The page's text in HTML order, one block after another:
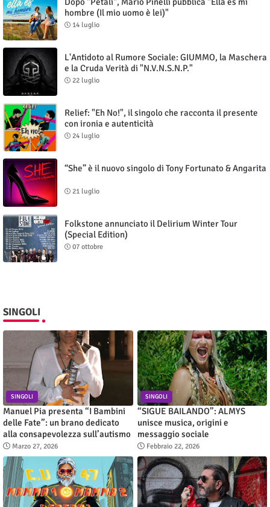
hombre (Il mio uomo è lei)"
14 luglio
L'Antidoto al Rumore Sociale: GIUMMO, la Maschera
e la Cruda Verità di "N.V.N.S.N.P."
22 luglio
Relief: "Eh No!", il singolo che racconta il presente
con ironia e autenticità
24 luglio
“She” è il nuovo singolo di Tony Fortunato & Angarita
21 luglio
Folkstone annunciato il Delirium Winter Tour
(Special Edition)
07 ottobre
SINGOLI
SINGOLI
Manuel Pia presenta “I Bambini
delle Fate”: un brano dedicato
alla consapevolezza sull’autismo
Marzo 27, 2026
SINGOLI
“SIGUE BAILANDO”: ALMYS
unisce musica, origini e
messaggio sociale
Febbraio 22, 2026